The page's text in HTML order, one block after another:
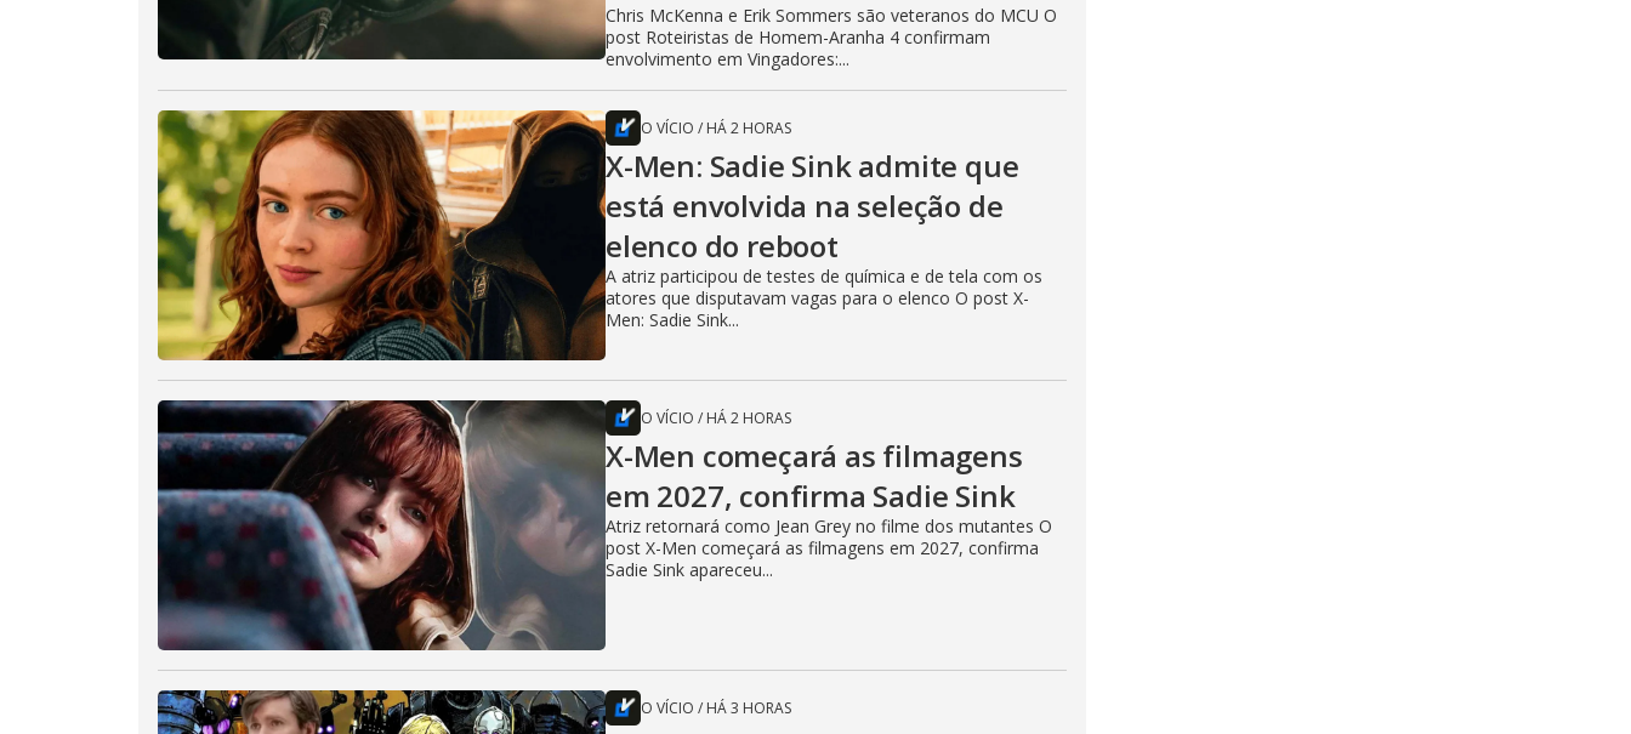
Chris McKenna e Erik Sommers são veteranos do MCU O
post Roteiristas de Homem-Aranha 4 confirmam
envolvimento em Vingadores:...
O VÍCIO / HÁ 2 HORAS
X-Men: Sadie Sink admite que
está envolvida na seleção de
elenco do reboot
A atriz participou de testes de química e de tela com os
atores que disputavam vagas para o elenco O post X-
Men: Sadie Sink...
O VÍCIO / HÁ 2 HORAS
X-Men começará as filmagens
em 2027, confirma Sadie Sink
Atriz retornará como Jean Grey no filme dos mutantes O
post X-Men começará as filmagens em 2027, confirma
Sadie Sink apareceu...
O VÍCIO / HÁ 3 HORAS